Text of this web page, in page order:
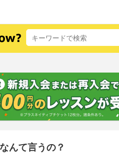
んて言うの？